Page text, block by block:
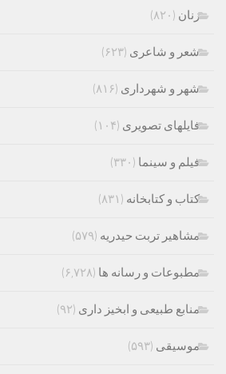
زنان (۸۲۰)
شعر و شاعری (۶۲۳)
شهر و شهرداری (۸۱۶)
فایلهای تصویری (۱۰۴)
فیلم و سینما (۳۳۰)
کتاب و کتابخانه (۸۳۱)
مشاهیر تربت حیدریه (۵۷۹)
مطبوعات و رسانه ها (۶,۷۲۸)
منابع طبیعی و ابخیز داری (۹۲)
موسیقی (۵۹۳)